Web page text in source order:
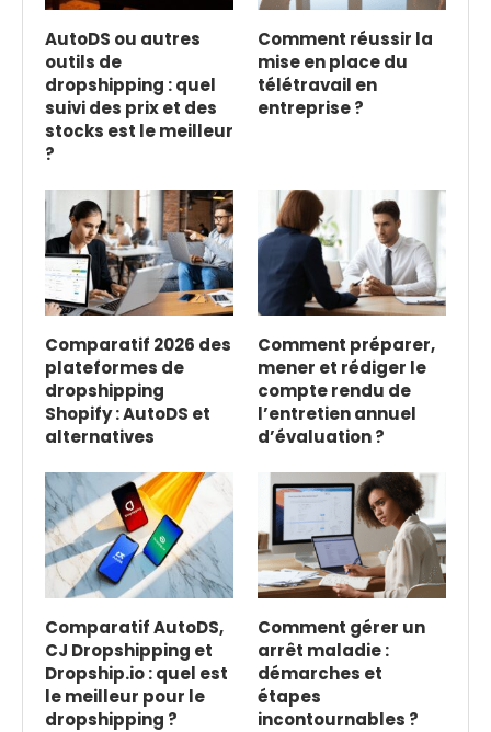
AutoDS ou autres
outils de
dropshipping : quel
suivi des prix et des
stocks est le meilleur
?
Comment réussir la
mise en place du
télétravail en
entreprise ?
Comparatif 2026 des
plateformes de
dropshipping
Shopify : AutoDS et
alternatives
Comment préparer,
mener et rédiger le
compte rendu de
l’entretien annuel
d’évaluation ?
Comparatif AutoDS,
CJ Dropshipping et
Dropship.io : quel est
le meilleur pour le
dropshipping ?
Comment gérer un
arrêt maladie :
démarches et
étapes
incontournables ?